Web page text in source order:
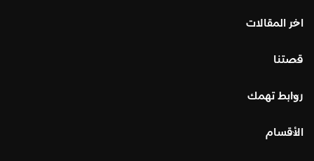
اخر المقالات
قصتنا
روابط تهمك
الأقسام